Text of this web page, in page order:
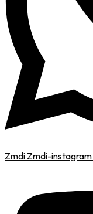
Zmdi Zmdi-instagram